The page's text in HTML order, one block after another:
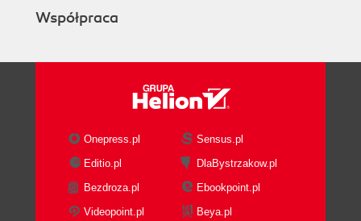
Współpraca
Onepress.pl
Sensus.pl
Editio.pl
DlaBystrzakow.pl
Bezdroza.pl
Ebookpoint.pl
Videopoint.pl
Beya.pl